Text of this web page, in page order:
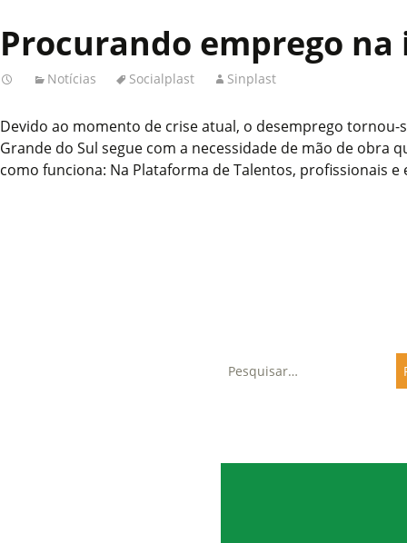
Procurando emprego
Notícias Socialplast Sinplast
Devido ao momento de crise atual, o desemprego
Grande do Sul segue com a necessidade de mão de obra
como funciona: Na Plataforma de Talentos, profissionais